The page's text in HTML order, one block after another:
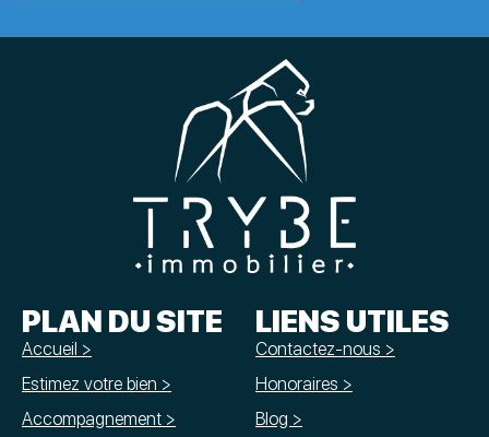
PLAN DU SITE
Accueil >
Estimez votre bien >
Accompagnement >
LIENS UTILES
Contactez-nous >
Honoraires >
Blog >